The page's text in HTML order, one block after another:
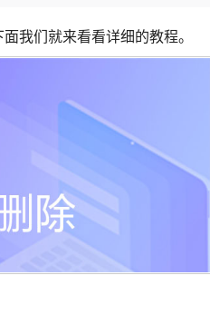
我们就来看看详细的教程。